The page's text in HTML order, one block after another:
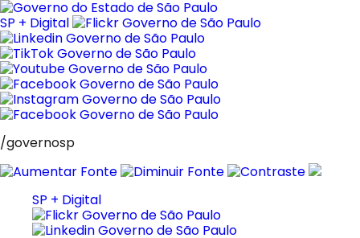
Pular
para
o
conteúdo
SP + Digital
/governosp
SP + Digital